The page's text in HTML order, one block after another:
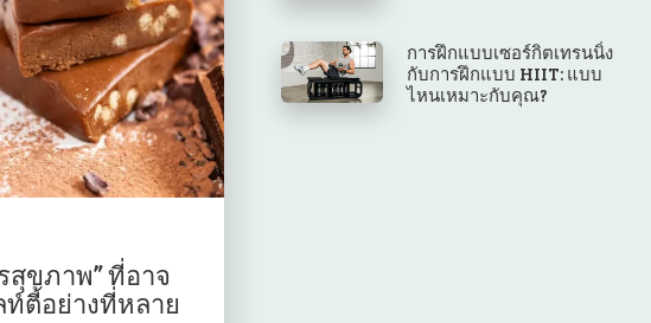
สุขภาพ” ที่อาจ
ท์ตี้อย่างที่หลาย
การฝึกแบบเซอร์กิตเทรนนิ่ง
กับการฝึกแบบ HIIT: แบบ
ไหนเหมาะกับคุณ?